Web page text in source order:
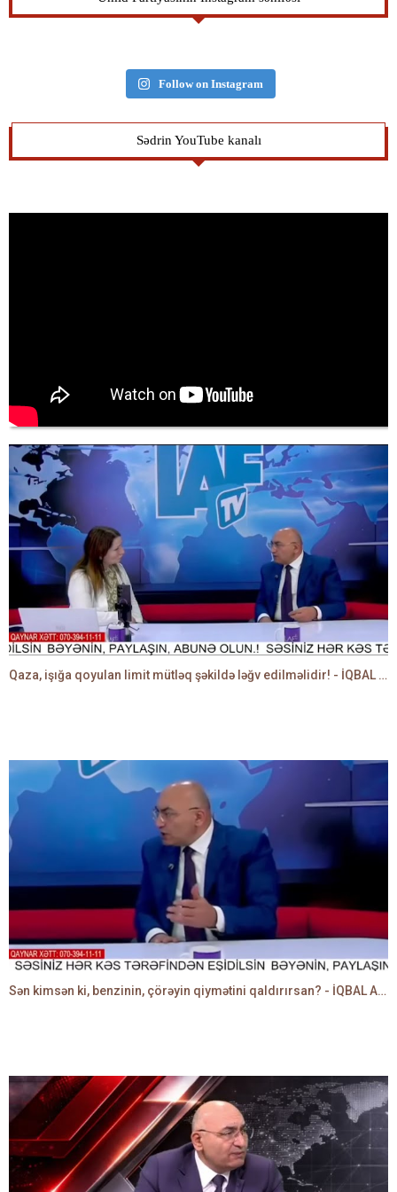
Follow on Instagram
Sədrin YouTube kanalı
Qaza, işığa qoyulan limit mütləq şəkildə ləğv edilməlidir! - İQBAL AĞAZADƏ
Sən kimsən ki, benzinin, çörəyin qiymətini qaldırırsan? - İQBAL AĞAZADƏ